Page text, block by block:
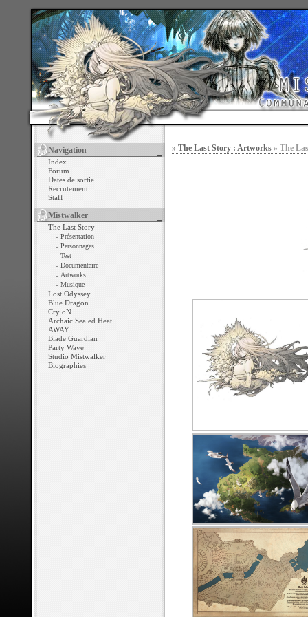
Navigation
Index
Forum
Dates de sortie
Recrutement
Staff
Mistwalker
The Last Story
Présentation
Personnages
Test
Documentaire
Artworks
Musique
Lost Odyssey
Blue Dragon
Cry oN
Archaic Sealed Heat
AWAY
Blade Guardian
Party Wave
Studio Mistwalker
Biographies
» The Last Story : Artworks » The